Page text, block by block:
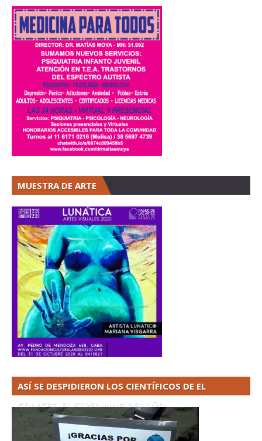
MUESTRA DE ARTE
ASÍ SE DESPIDIERON LOS CIENTÍFICOS DE EL
CONICET. EL STREAMING DEL AÑO